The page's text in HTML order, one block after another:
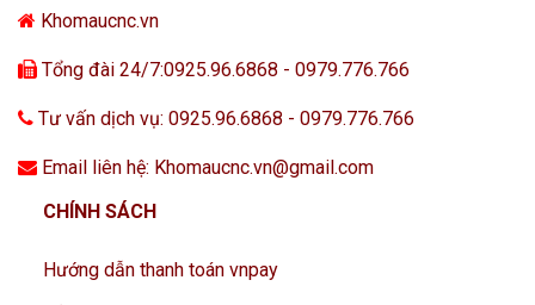
Khomaucnc.vn
Tổng đài 24/7:0925.96.6868 - 0979.776.766
Tư vấn dịch vụ: 0925.96.6868 - 0979.776.766
Email liên hệ: Khomaucnc.vn@gmail.com
CHÍNH SÁCH
Hướng dẫn thanh toán vnpay